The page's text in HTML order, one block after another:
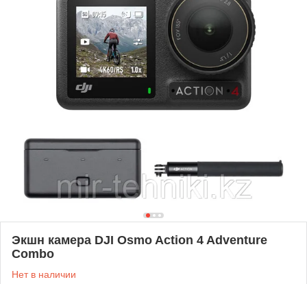
Экшн камера DJI Osmo Action 4 Adventure
Combo
Нет в наличии